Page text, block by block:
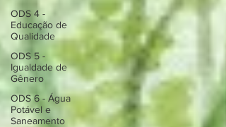
ODS 4 -
Educação de
Qualidade
ODS 5 -
Igualdade de
Gênero
ODS 6 - Água
Potável e
Saneamento